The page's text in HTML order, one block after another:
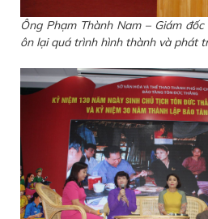
Ông Phạm Thành Nam – Giám
ôn lại quá trình hình thành và phát